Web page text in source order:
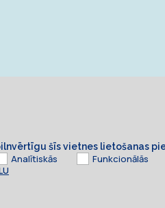
šīs vietnes lietošanas
Analītiskās Funkcionālās